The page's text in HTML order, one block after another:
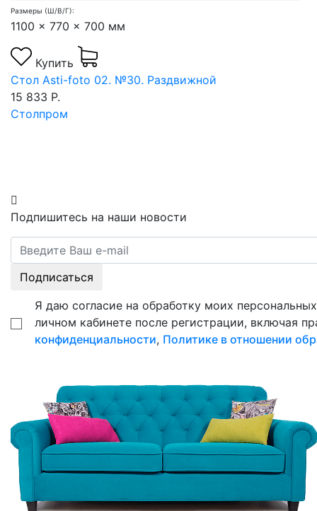
Размеры (Ш/В/Г):
1100 x 770 x 700 мм
Купить
Стол Asti-foto 02. №30. Раздвижной
15 833 Р.
Столпром
Подпишитесь на наши новости
Подписаться
Я даю согласие на обработку моих
личном кабинете после регистрации, включая
конфиденциальности, Политике в отношении